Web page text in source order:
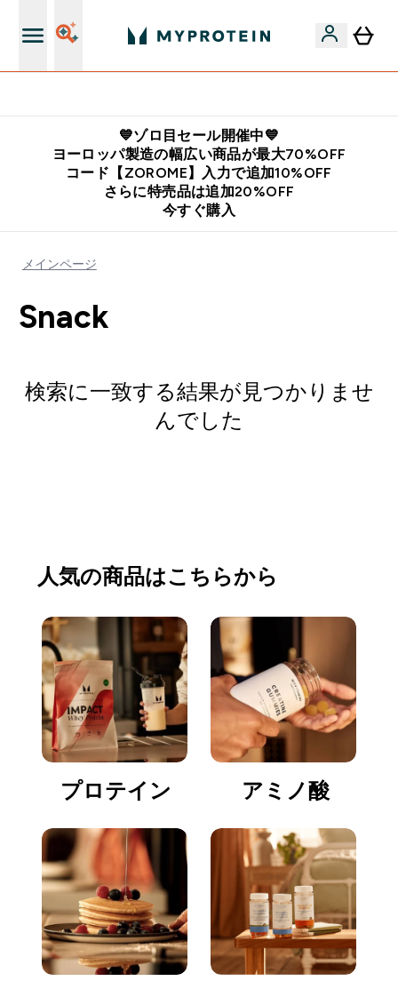
💙ゾロ目セール開催中💙
ヨーロッパ製造の幅広い商品が最大70%OFF
コード【ZOROME】入力で追加10%OFF
さらに特売品は追加20%OFF
今すぐ購入
メインページ
Snack
検索に一致する結果が見つかりませ
んでした
人気の商品はこちらから
プロテイン アミノ酸